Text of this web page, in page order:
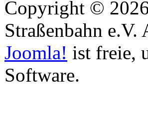
Copyright ©
Straßenbahn
Joomla! ist freie,
Software.